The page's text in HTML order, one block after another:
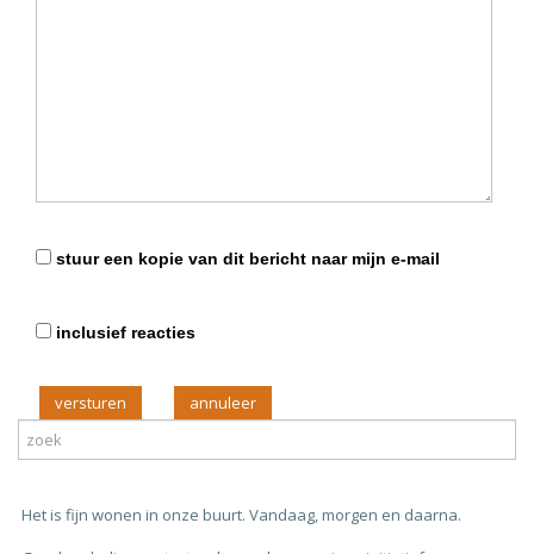
stuur een kopie van dit bericht naar mijn e-mail
inclusief reacties
versturen
Het is fijn wonen in onze buurt. Vandaag, morgen en daarna.